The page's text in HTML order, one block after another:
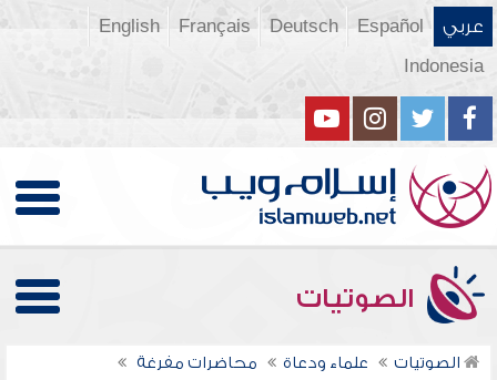
عربي Español
Deutsch
Français
English
Indonesia
الصوتيات
الصوتيات علماء ودعاة
محاضرات مفرغة